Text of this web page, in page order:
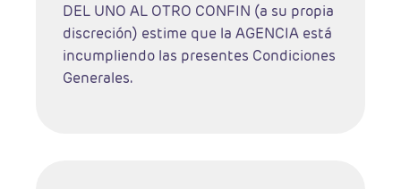
DEL UNO AL OTRO CONFIN (a su propia
discreción) estime que la AGENCIA está
incumpliendo las presentes Condiciones
Generales.